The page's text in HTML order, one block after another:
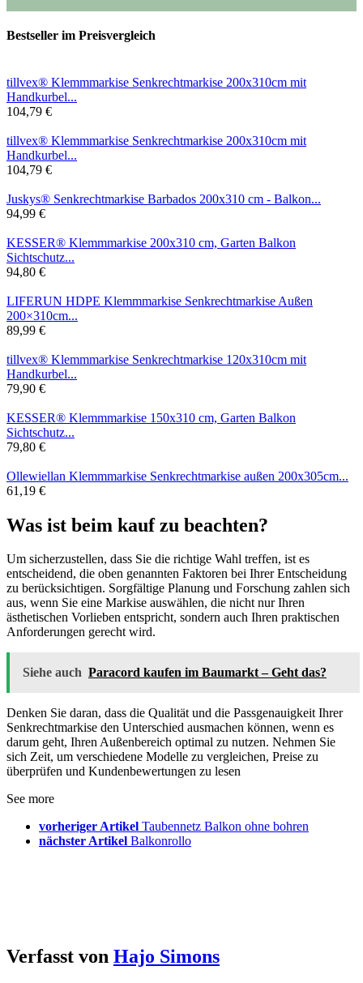
Bestseller im Preisvergleich
tillvex® Klemmmarkise Senkrechtmarkise 200x310cm mit
Handkurbel...
104,79 €
tillvex® Klemmmarkise Senkrechtmarkise 200x310cm mit
Handkurbel...
104,79 €
Juskys® Senkrechtmarkise Barbados 200x310 cm - Balkon...
94,99 €
KESSER® Klemmmarkise 200x310 cm, Garten Balkon
Sichtschutz...
94,80 €
LIFERUN HDPE Klemmmarkise Senkrechtmarkise Außen
200×310cm...
89,99 €
tillvex® Klemmmarkise Senkrechtmarkise 120x310cm mit
Handkurbel...
79,90 €
KESSER® Klemmmarkise 150x310 cm, Garten Balkon
Sichtschutz...
79,80 €
Ollewiellan Klemmmarkise Senkrechtmarkise außen 200x305cm...
61,19 €
Was ist beim kauf zu beachten?
Um sicherzustellen, dass Sie die richtige Wahl treffen, ist es
entscheidend, die oben genannten Faktoren bei Ihrer Entscheidung
zu berücksichtigen. Sorgfältige Planung und Forschung zahlen sich
aus, wenn Sie eine Markise auswählen, die nicht nur Ihren
ästhetischen Vorlieben entspricht, sondern auch Ihren praktischen
Anforderungen gerecht wird.
Siehe auch Paracord kaufen im Baumarkt – Geht das?
Denken Sie daran, dass die Qualität und die Passgenauigkeit Ihrer
Senkrechtmarkise den Unterschied ausmachen können, wenn es
darum geht, Ihren Außenbereich optimal zu nutzen. Nehmen Sie
sich Zeit, um verschiedene Modelle zu vergleichen, Preise zu
überprüfen und Kundenbewertungen zu lesen
See more
vorheriger Artikel Taubennetz Balkon ohne bohren
nächster Artikel Balkonrollo
Verfasst von Hajo Simons